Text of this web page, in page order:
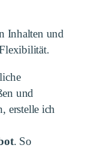
Inhalten und
und
erstelle ich
. So